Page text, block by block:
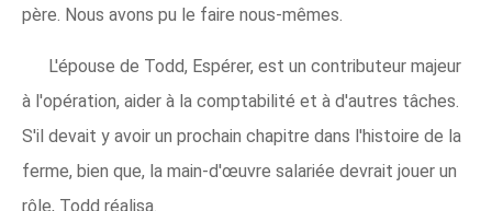
père. Nous avons pu le faire nous-mêmes.
L'épouse de Todd, Espérer, est un contributeur majeur
à l'opération, aider à la comptabilité et à d'autres tâches.
S'il devait y avoir un prochain chapitre dans l'histoire de la
ferme, bien que, la main-d'œuvre salariée devrait jouer un
rôle, Todd réalisa.